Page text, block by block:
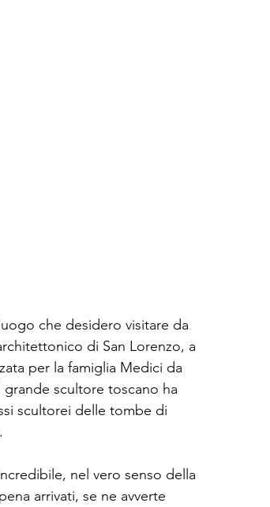
che desidero visitare da
di San Lorenzo, a
per la famiglia Medici da
scultore toscano ha
scultorei delle tombe di
nel vero senso della
arrivati, se ne avverte